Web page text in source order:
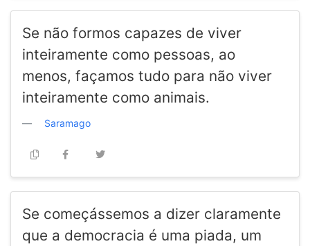
Se não formos capazes de viver
inteiramente como pessoas, ao
menos, façamos tudo para não viver
inteiramente como animais.
Saramago
Se começássemos a dizer claramente
que a democracia é uma piada, um